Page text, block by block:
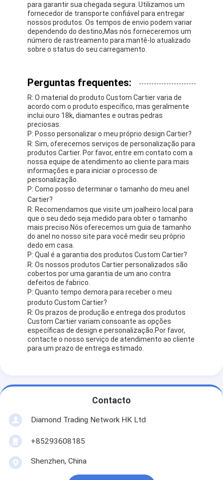
para garantir sua chegada segura. Utilizamos um
fornecedor de transporte confiável para entregar
nossos produtos. Os tempos de envio podem variar
dependendo do destino,Mas nós forneceremos um
número de rastreamento para mantê-lo atualizado
sobre o status do seu carregamento.
Perguntas frequentes:
R: O material do produto Custom Cartier varia de
acordo com o produto específico, mas geralmente
inclui ouro 18k, diamantes e outras pedras
preciosas.
P: Posso personalizar o meu próprio design Cartier?
R: Sim, oferecemos serviços de personalização para
produtos Cartier. Por favor, entre em contato com a
nossa equipe de atendimento ao cliente para mais
informações e para iniciar o processo de
personalização.
P: Como posso determinar o tamanho do meu anel
Cartier?
R: Recomendamos que visite um joalheiro local para
que o seu dedo seja medido para obter o tamanho
mais preciso.Nós oferecemos um guia de tamanho
do anel no nosso site para você medir seu próprio
dedo em casa.
P: Qual é a garantia dos produtos Custom Cartier?
R: Os nossos produtos Cartier personalizados são
cobertos por uma garantia de um ano contra
defeitos de fabrico.
P: Quanto tempo demora para receber o meu
produto Custom Cartier?
R: Os prazos de produção e entrega dos produtos
Custom Cartier variam consoante as opções
específicas de design e personalização.Por favor,
contacte o nosso serviço de atendimento ao cliente
para um prazo de entrega estimado.
Contacto
Diamond Trading Network HK Ltd
+85293608185
Shenzhen, China